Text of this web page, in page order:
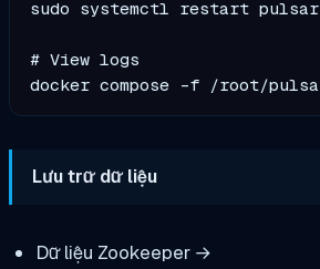
sudo systemctl restart pulsar
# View logs
Lưu trữ dữ liệu
Dữ liệu Zookeeper →